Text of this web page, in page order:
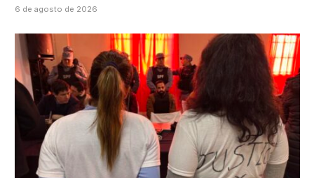
6 de agosto de 2026